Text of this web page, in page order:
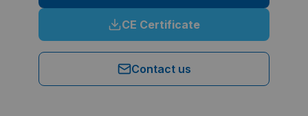
CE Certificate
Contact us